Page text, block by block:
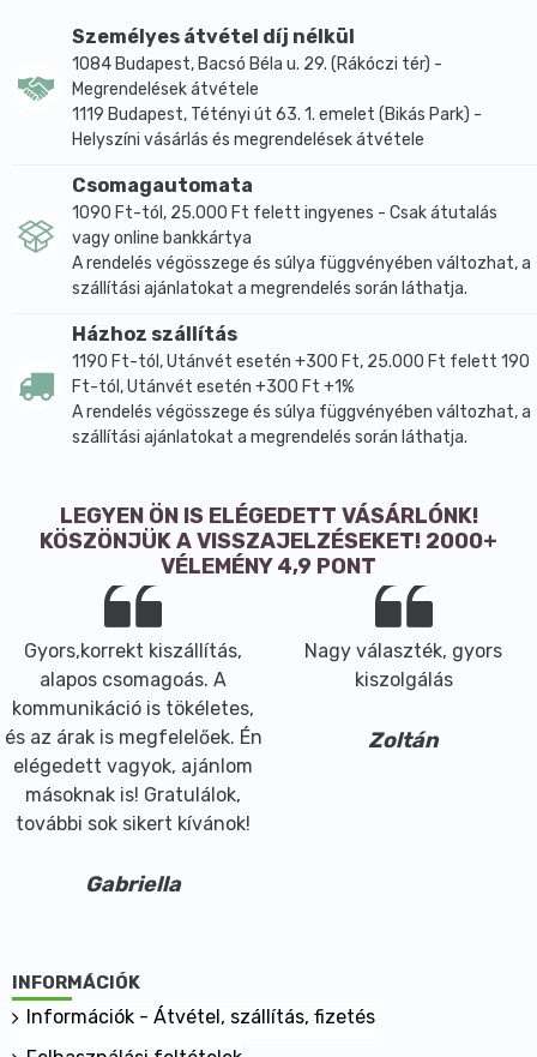
MEGJELENÉSI FORMA: fehér pehely, semleges szaggal
Kis PP tasakba csomagolva.
Összetevők (INCI): cetyl alcohol
Tulajdonságok:
- szerkezetépítő, sűrűstő hatóanyag
- puhító, lágyító hatású
- hidratáló hatású
- filmképző, védelmező hatású
- nincs hatása a pH-értékre és nem tixotróp
hajbaépülő képességét.
Alkalmazások:
- alkalmas minden bőrtípusra, különösen a száraz
- a száraz krémek (vízmentesek) síkosabbá válnak,
jobban hidratálnak és szebb lesz a szerkezetük
- az emulziók rögzítésére alkalmas.
- ajánlott használatos adagolás 2-5%
- társ-emulgeáló összetevőként az emulzió típusú
kozmetikai készítmények olajfázisába, melegítéssel
- a száraz készítményekhez az olajokhoz/vajakhoz
adagoljuk, gőz felett megolvasztva
- emulzióknál figyelembe kell venni a fő emulgeálóra
vonatkozó utasításokat, amellyel társítjuk
- aftershave-be
Tárolás: hűvös helyen, nedvességtől és fénytől védve.
Személyes átvétel díj nélkül
1084 Budapest, Bacsó Béla u. 29. (Rákóczi tér) -
Megrendelések átvétele
1119 Budapest, Tétényi út 63. 1. emelet (Bikás Park) -
Helyszíni vásárlás és megrendelések átvétele
Csomagautomata
1090 Ft-tól, 25.000 Ft felett ingyenes - Csak átutalás
vagy online bankkártya
A rendelés végösszege és súlya függvényében változhat, a
szállítási ajánlatokat a megrendelés során láthatja.
Házhoz szállítás
1190 Ft-tól, Utánvét esetén +300 Ft, 25.000 Ft felett 190
Ft-tól, Utánvét esetén +300 Ft +1%
A rendelés végösszege és súlya függvényében változhat, a
szállítási ajánlatokat a megrendelés során láthatja.
LEGYEN ÖN IS ELÉGEDETT VÁSÁRLÓNK!
KÖSZÖNJÜK A VISSZAJELZÉSEKET! 2000+
VÉLEMÉNY 4,9 PONT
Gyors,korrekt kiszállítás,
alapos csomagoás. A
kommunikáció is tökéletes,
és az árak is megfelelőek. Én
elégedett vagyok, ajánlom
másoknak is! Gratulálok,
további sok sikert kívánok!
Gabriella
Nagy választék, gyors
kiszolgálás
Zoltán
INFORMÁCIÓK
Információk - Átvétel, szállítás, fizetés